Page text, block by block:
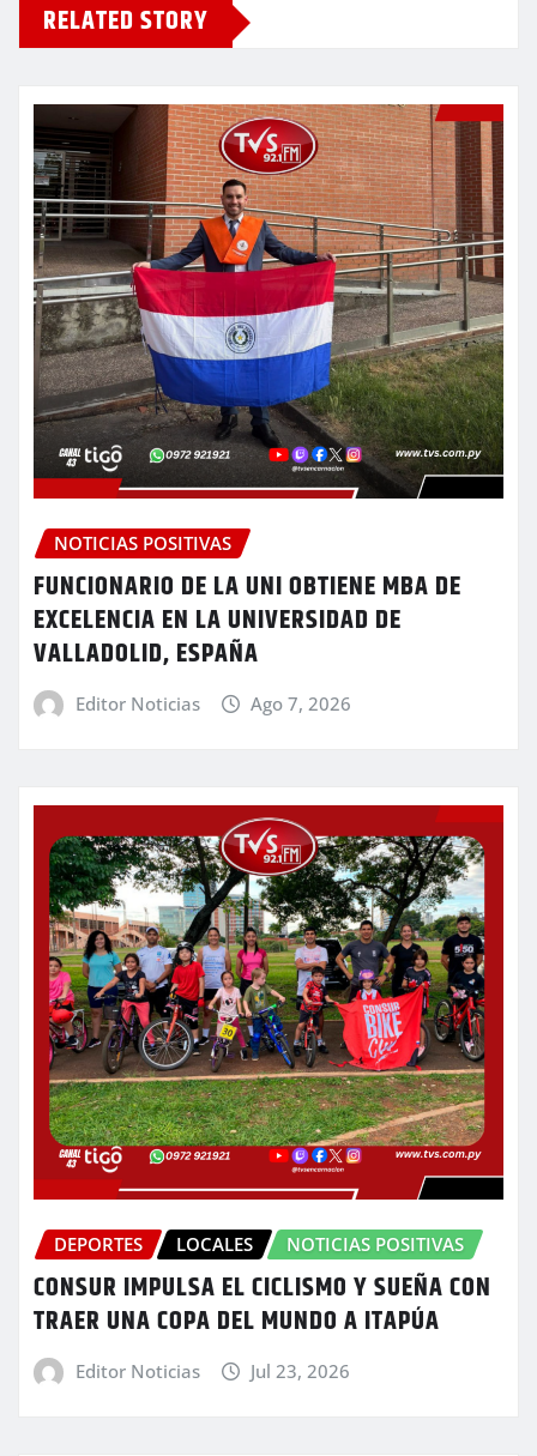
RELATED STORY
NOTICIAS POSITIVAS
FUNCIONARIO DE LA UNI OBTIENE MBA DE
EXCELENCIA EN LA UNIVERSIDAD DE
VALLADOLID, ESPAÑA
Editor Noticias Ago 7, 2026
DEPORTES LOCALES NOTICIAS POSITIVAS
CONSUR IMPULSA EL CICLISMO Y SUEÑA CON
TRAER UNA COPA DEL MUNDO A ITAPÚA
Editor Noticias Jul 23, 2026